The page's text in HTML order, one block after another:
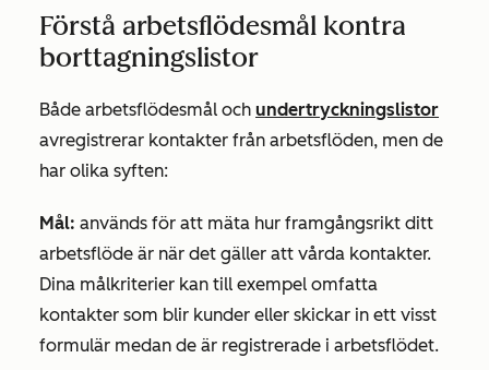
Förstå arbetsflödesmål kontra
borttagningslistor
Både arbetsflödesmål och undertryckningslistor
avregistrerar kontakter från arbetsflöden, men de
har olika syften:
Mål: används för att mäta hur framgångsrikt ditt
arbetsflöde är när det gäller att vårda kontakter.
Dina målkriterier kan till exempel omfatta
kontakter som blir kunder eller skickar in ett visst
formulär medan de är registrerade i arbetsflödet.